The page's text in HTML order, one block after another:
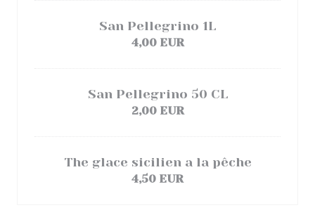
San Pellegrino 1L
4,00 EUR
San Pellegrino 50 CL
2,00 EUR
The glace sicilien a la pêche
4,50 EUR